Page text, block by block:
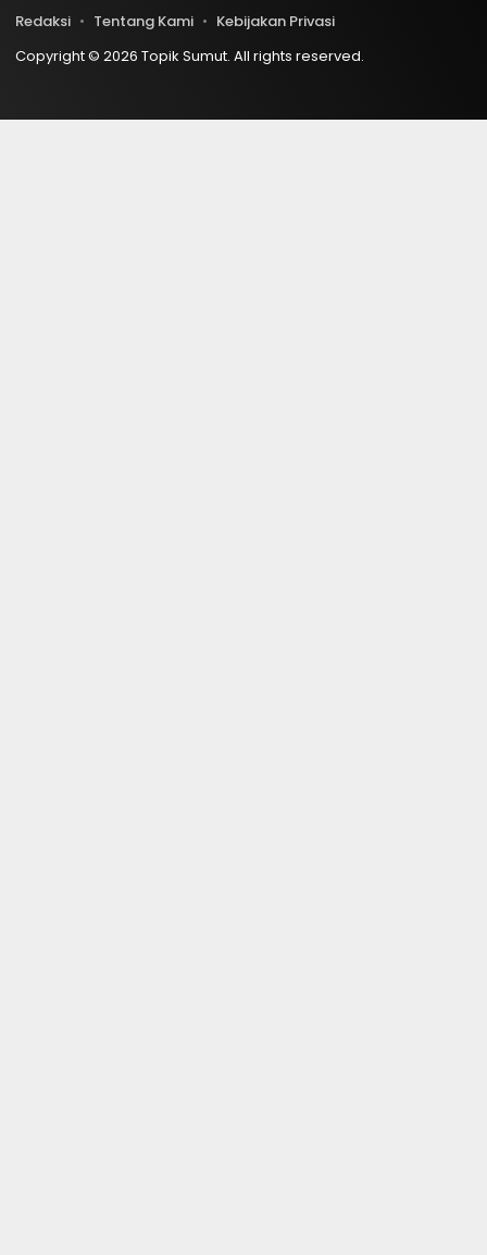
Redaksi Tentang Kami
Kebijakan Privasi
Copyright © 2026 Topik Sumut. All rights reserved.